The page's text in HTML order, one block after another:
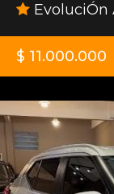
$ 11.000.000